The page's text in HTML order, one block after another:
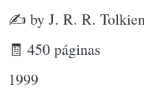
✍ by J. R. R. Tolkien
🧾 450 páginas
1999